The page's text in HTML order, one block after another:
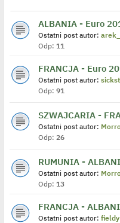
ALBANIA - Euro
Ostatni post autor:
Odp: 11
FRANCJA - Euro
Ostatni post autor:
Odp: 91
SZWAJCARIA -
Ostatni post autor:
Odp: 26
RUMUNIA -
Ostatni post autor:
Odp: 13
FRANCJA -
Ostatni post autor: fieldy